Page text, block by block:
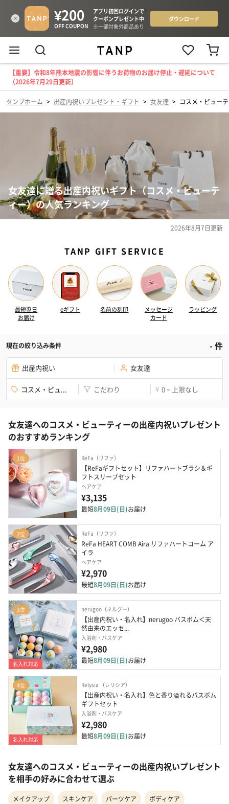
【重要】令和8年熊本地震の影響に伴うお荷物のお届け停止・遅延について
（2026年7月29日更新）
タンプホーム > 出産内祝いプレゼント・ギフト > 女友達 > コスメ・ビュー
女友達に贈る出産内祝いギフト（コスメ・ビューテ
ィー）の人気ランキング
2026年8月7日更新
TANP GIFT SERVICE
最短翌日
お届け
eギフト 名前の刻印
メッセージ
カード
ラッピング
現在の絞り込み条件 -件
出産内祝い 女友達
コスメ・ビュ... こだわり ¥ 0 ~ 上限なし
女友達へのコスメ・ビューティーの出産内祝いプレゼント
のおすすめランキング
1位 ReFa（リファ）
【ReFaギフトセット】リファハートブラシ＆ギ
フトスリーブセット
ヘアケア
¥3,135
最短8月09日(日)お届け
2位 ReFa（リファ）
ReFa HEART COMB Aira リファハートコーム ア
イラ
ヘアケア
¥2,970
最短8月09日(日)お届け
3位
名入れ対応
nerugoo（ネルグー）
【出産内祝い・名入れ】nerugoo バスボム＜天
然由来のエッセ...
入浴剤・バスケア
¥2,980
最短8月09日(日)お届け
4位
名入れ対応
Relysia （レリシア）
【出産内祝い・名入れ】色と香り溢れるバスボム
ギフトセット
入浴剤・バスケア
¥2,980
最短8月09日(日)お届け
女友達へのコスメ・ビューティーの出産内祝いプレゼント
を相手の好みに合わせて選ぶ
メイクアップ スキンケア パーツケア ボディケア